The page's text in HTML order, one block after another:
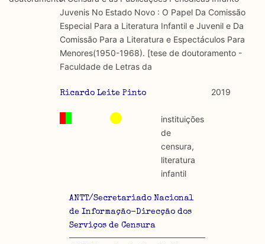
académicos.
Limitações
A lista procura incluir as publicações mais relevantes
produzidos até 2022, contudo não foi possível ter acesso
discurso e uso da liberdade de expressão. Trata-se de
uma censura que é omnipresente, dado que é
constitutiva do próprio acto de fala.
Regulatória e Constitutiva : são combinadas ambas
abordagens.
Tipo investigação realizada
Teórica
.csv para importação em programas de folha de cálculo
Juvenis No Estado Novo : O Papel Da Comissão
Especial Para a Literatura Infantil e Juvenil e Da
Comissão Para a Literatura e Espectáculos Para
Menores(1950-1968). [tese de doutoramento -
Faculdade de Letras da
Ricardo Leite Pinto 2019
ANTT/Secretariado Nacional
de Informação-Direcção dos
Serviços de Censura
instituições
de
censura,
literatura
infantil